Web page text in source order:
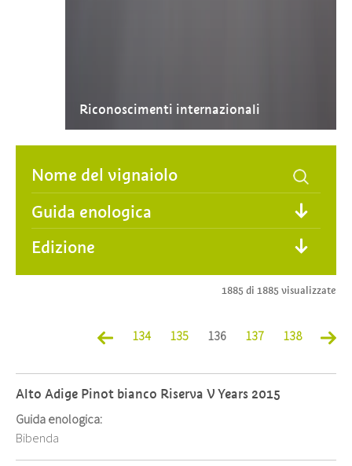
Riconoscimenti internazionali
Guida enologica
Edizione
1885 di 1885 visualizzate
134 135 136 137 138
Alto Adige Pinot bianco Riserva V Years 2015
Guida enologica:
Bibenda